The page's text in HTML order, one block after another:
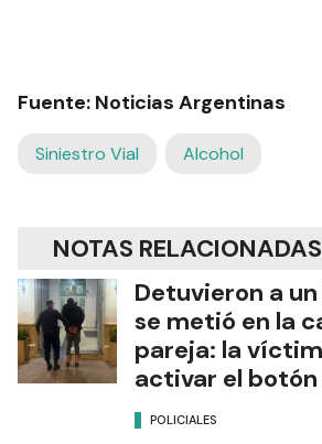
Fuente: Noticias Argentinas
Siniestro Vial Alcohol
NOTAS RELACIONADAS
Detuvieron a
se metió en la
pareja: la
activar el
POLICIALES